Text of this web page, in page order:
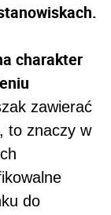
charakter
zawierać
to znaczy w
do